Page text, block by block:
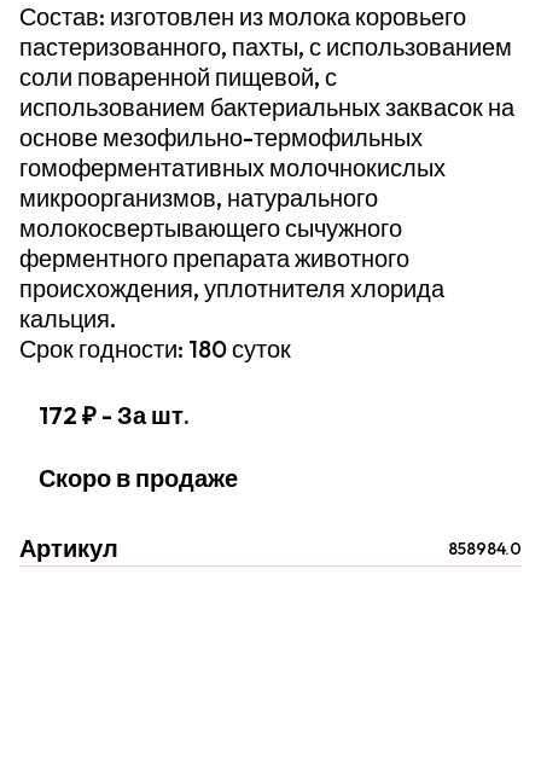
Состав: изготовлен из молока коровьего
пастеризованного, пахты, с использованием
соли поваренной пищевой, с
использованием бактериальных заквасок на
основе мезофильно-термофильных
гомоферментативных молочнокислых
микроорганизмов, натурального
молокосвертывающего сычужного
ферментного препарата животного
происхождения, уплотнителя хлорида
кальция.
Срок годности: 180 суток
172 ₽ - За шт.
Скоро в продаже
Артикул 858984.0